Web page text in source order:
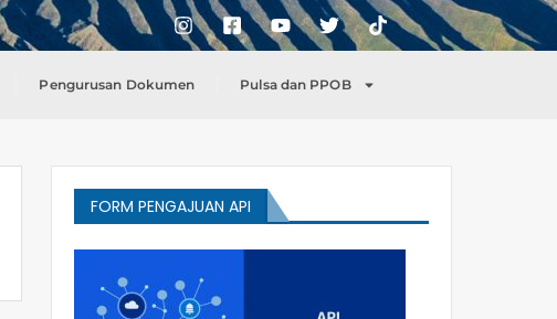
Pengurusan Dokumen Pulsa dan PPOB
FORM PENGAJUAN API